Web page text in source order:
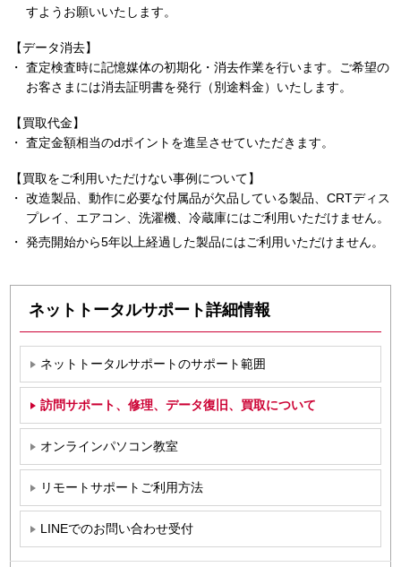
すようお願いいたします。
【データ消去】
査定検査時に記憶媒体の初期化・消去作業を行います。ご希望の
お客さまには消去証明書を発行（別途料金）いたします。
【買取代金】
査定金額相当のdポイントを進呈させていただきます。
【買取をご利用いただけない事例について】
改造製品、動作に必要な付属品が欠品している製品、CRTディス
プレイ、エアコン、洗濯機、冷蔵庫にはご利用いただけません。
発売開始から5年以上経過した製品にはご利用いただけません。
ネットトータルサポート詳細情報
ネットトータルサポートのサポート範囲
訪問サポート、修理、データ復旧、買取について
オンラインパソコン教室
リモートサポートご利用方法
LINEでのお問い合わせ受付